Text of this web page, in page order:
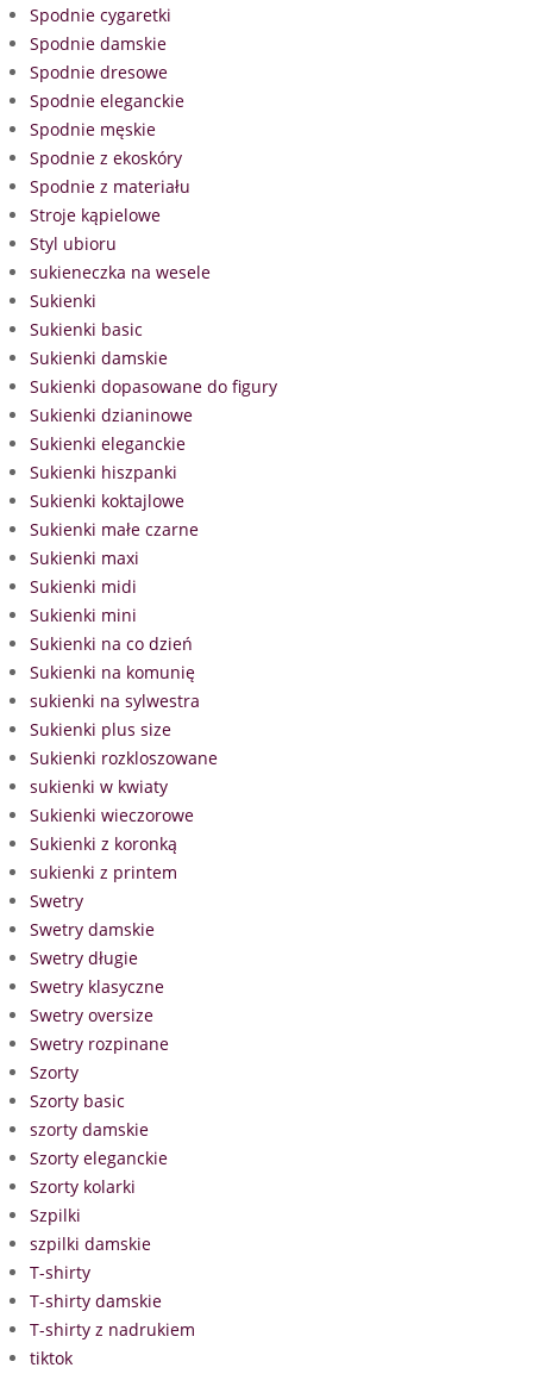
Spodnie cygaretki
Spodnie damskie
Spodnie dresowe
Spodnie eleganckie
Spodnie męskie
Spodnie z ekoskóry
Spodnie z materiału
Stroje kąpielowe
Styl ubioru
sukieneczka na wesele
Sukienki
Sukienki basic
Sukienki damskie
Sukienki dopasowane do figury
Sukienki dzianinowe
Sukienki eleganckie
Sukienki hiszpanki
Sukienki koktajlowe
Sukienki małe czarne
Sukienki maxi
Sukienki midi
Sukienki mini
Sukienki na co dzień
Sukienki na komunię
sukienki na sylwestra
Sukienki plus size
Sukienki rozkloszowane
sukienki w kwiaty
Sukienki wieczorowe
Sukienki z koronką
sukienki z printem
Swetry
Swetry damskie
Swetry długie
Swetry klasyczne
Swetry oversize
Swetry rozpinane
Szorty
Szorty basic
szorty damskie
Szorty eleganckie
Szorty kolarki
Szpilki
szpilki damskie
T-shirty
T-shirty damskie
T-shirty z nadrukiem
tiktok